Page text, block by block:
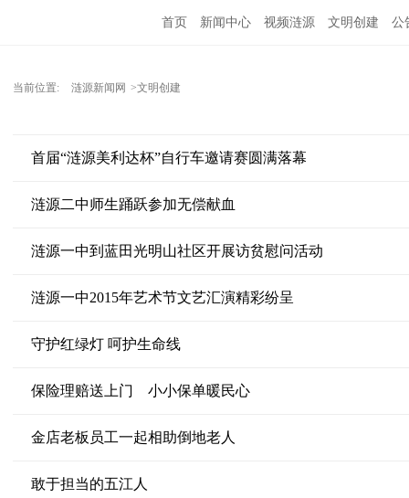
首页 新闻中心 视频涟源 文明创建 公
当前位置: 涟源新闻网 >文明创建
首届“涟源美利达杯”自行车邀请赛圆满落幕
涟源二中师生踊跃参加无偿献血
涟源一中到蓝田光明山社区开展访贫慰问活动
涟源一中2015年艺术节文艺汇演精彩纷呈
守护红绿灯 呵护生命线
保险理赔送上门 小小保单暖民心
金店老板员工一起相助倒地老人
敢于担当的五江人